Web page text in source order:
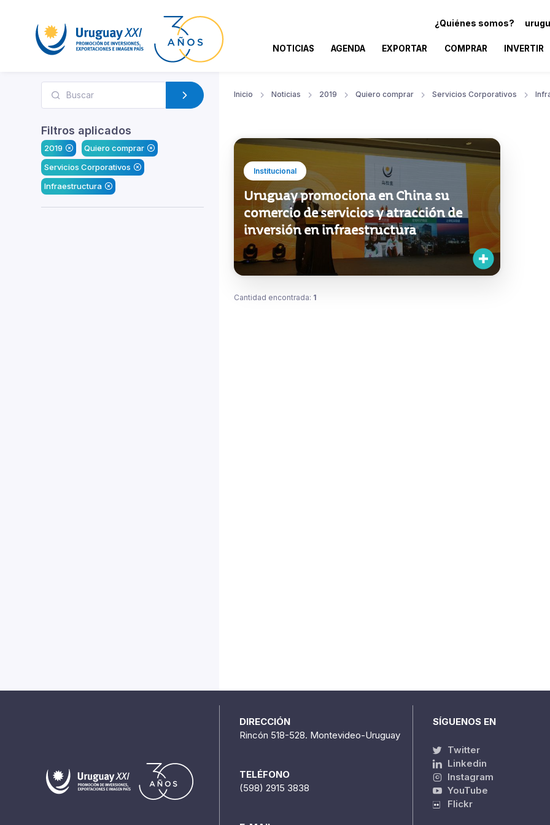
¿Quiénes somos?
NOTICIAS AGENDA EXPORTAR COMPRAR INVERTIR
Filtros aplicados
2019
Quiero comprar
Servicios Corporativos
Infraestructura
Inicio Noticias 2019 Quiero comprar Servicios Corporativos
Institucional
Uruguay promociona en China su
comercio de servicios y atracción de
inversión en infraestructura
Cantidad encontrada: 1
DIRECCIÓN
Rincón 518-528. Montevideo-Uruguay
TELÉFONO
(598) 2915 3838
SÍGUENOS EN
Twitter
Linkedin
Instagram
YouTube
Flickr